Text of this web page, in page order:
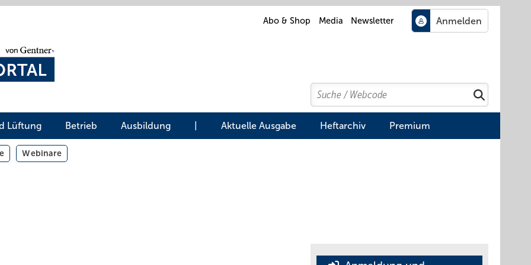
Abo & Shop Media Newsletter
Search
Suchen
Lüftung Betrieb Ausbildung Aktuelle Ausgabe Heftarchiv Premium
Webinare